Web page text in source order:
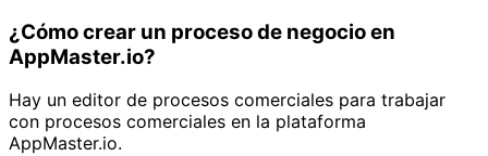
¿Cómo crear un proceso de negocio en
AppMaster.io?
Hay un editor de procesos comerciales para trabajar
con procesos comerciales en la plataforma
AppMaster.io.